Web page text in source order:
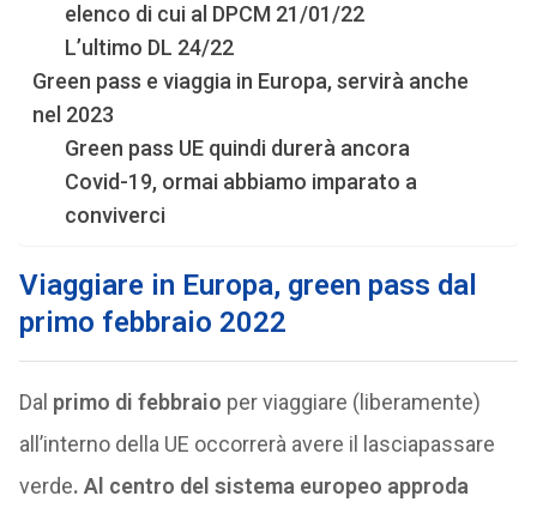
elenco di cui al DPCM 21/01/22
L’ultimo DL 24/22
Green pass e viaggia in Europa, servirà anche
nel 2023
Green pass UE quindi durerà ancora
Covid-19, ormai abbiamo imparato a
conviverci
Viaggiare in Europa, green pass dal
primo febbraio 2022
Dal primo di febbraio per viaggiare (liberamente)
all’interno della UE occorrerà avere il lasciapassare
verde. Al centro del sistema europeo approda